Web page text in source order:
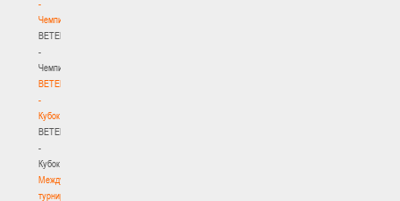
-
Чемпионат
BETERA
-
Чемпионат
BETERA
-
Кубок
BETERA
-
Кубок
Международный
турнир